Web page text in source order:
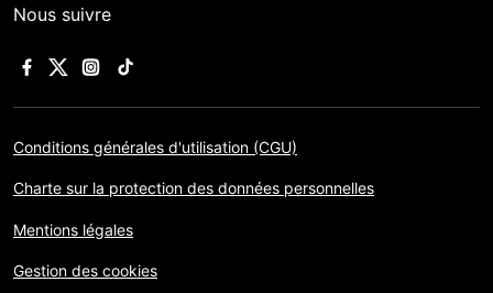
Nous suivre
Conditions générales d'utilisation (CGU)
Charte sur la protection des données personnelles
Mentions légales
Gestion des cookies